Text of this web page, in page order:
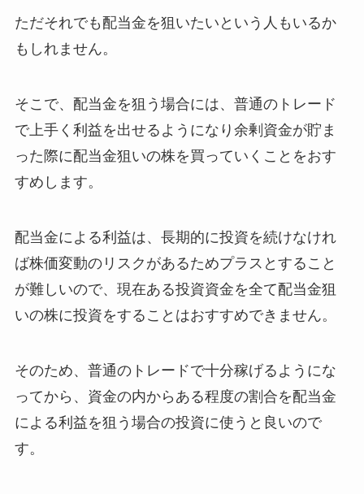
ただそれでも配当金を狙いたいという人もいるか
もしれません。
そこで、配当金を狙う場合には、普通のトレード
で上手く利益を出せるようになり余剰資金が貯ま
った際に配当金狙いの株を買っていくことをおす
すめします。
配当金による利益は、長期的に投資を続けなけれ
ば株価変動のリスクがあるためプラスとすること
が難しいので、現在ある投資資金を全て配当金狙
いの株に投資をすることはおすすめできません。
そのため、普通のトレードで十分稼げるようにな
ってから、資金の内からある程度の割合を配当金
による利益を狙う場合の投資に使うと良いので
す。